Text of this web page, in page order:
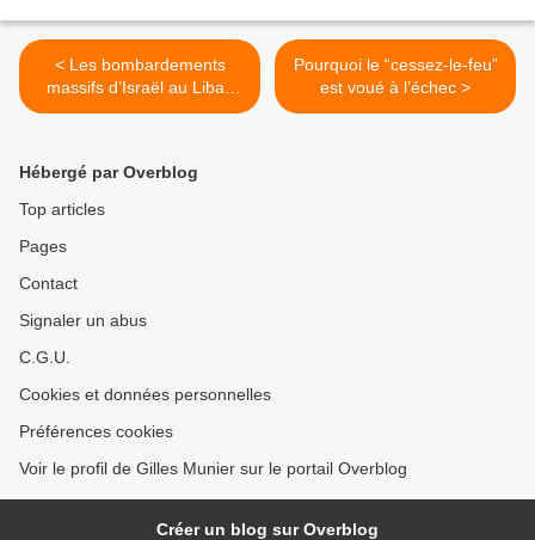
< Les bombardements
massifs d’Israël au Liban
font des centaines de morts
Pourquoi le “cessez-le-feu”
est voué à l’échec >
Hébergé par Overblog
Top articles
Pages
Contact
Signaler un abus
C.G.U.
Cookies et données personnelles
Préférences cookies
Voir le profil de Gilles Munier sur le portail Overblog
Créer un blog sur Overblog